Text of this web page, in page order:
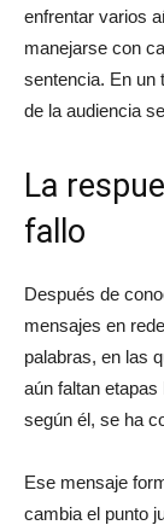
enfrentar varios
manejarse con
sentencia. En un
de la audiencia
La
fallo
Después de
mensajes en
palabras, en las
aún faltan
según él, se ha
Ese mensaje
cambia el punto